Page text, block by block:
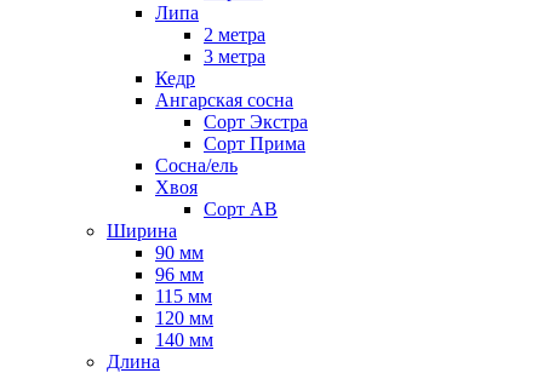
Липа
2 метра
3 метра
Кедр
Ангарская сосна
Cорт Экстра
Сорт Прима
Сосна/ель
Хвоя
Сорт AB
Ширина
90 мм
96 мм
115 мм
120 мм
140 мм
Длина